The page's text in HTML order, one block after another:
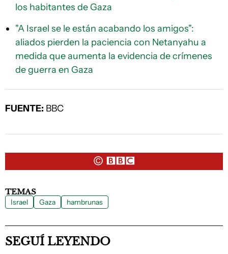
los habitantes de Gaza
"A Israel se le están acabando los amigos":
aliados pierden la paciencia con Netanyahu a
medida que aumenta la evidencia de crímenes
de guerra en Gaza
FUENTE: BBC
TEMAS
Israel Gaza hambrunas
SEGUÍ LEYENDO